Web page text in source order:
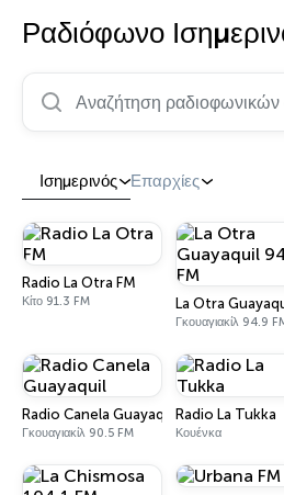
Ραδιόφωνο
Αναζήτηση ραδιοφωνικών
Ισημερινός Επαρχίες
Radio La Otra FM
Κίτο 91.3 FM La Otra
Γκουαγιακίλ 94.9
Radio Canela Guayaquil
Γκουαγιακίλ 90.5 FM
Radio La Tukka
Κουένκα